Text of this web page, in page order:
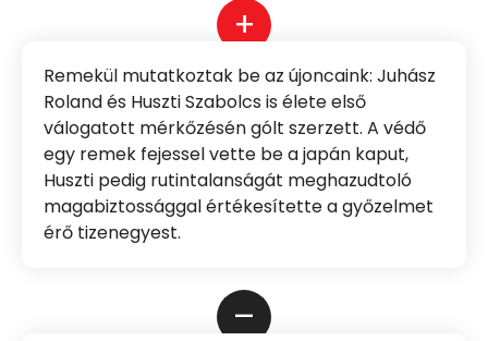
+
Remekül mutatkoztak be az újoncaink: Juhász
Roland és Huszti Szabolcs is élete első
válogatott mérkőzésén gólt szerzett. A védő
egy remek fejessel vette be a japán kaput,
Huszti pedig rutintalanságát meghazudtoló
magabiztossággal értékesítette a győzelmet
érő tizenegyest.
–